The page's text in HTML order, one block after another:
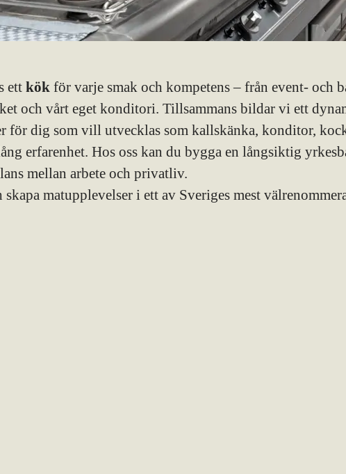
ett kök för varje smak och kompetens – från event- och
och vårt eget konditori. Tillsammans bildar vi ett
för dig som vill utvecklas som kallskänka, konditor,
erfarenhet. Hos oss kan du bygga en långsiktig
mellan arbete och privatliv.
matupplevelser i ett av Sveriges mest